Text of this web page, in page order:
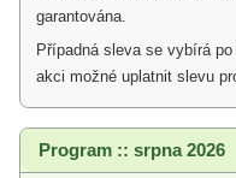
garantována.
Případná sleva se vybírá
akci možné uplatnit slevu
Program :: srpna 2026